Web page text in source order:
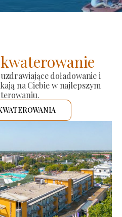
doładowanie i
na Ciebie w najlepszym